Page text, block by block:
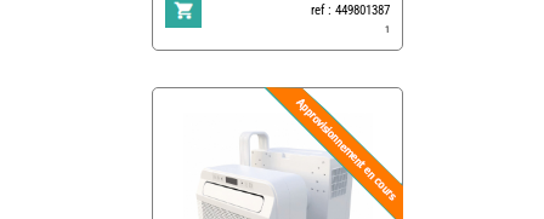
ref : 449801387
1